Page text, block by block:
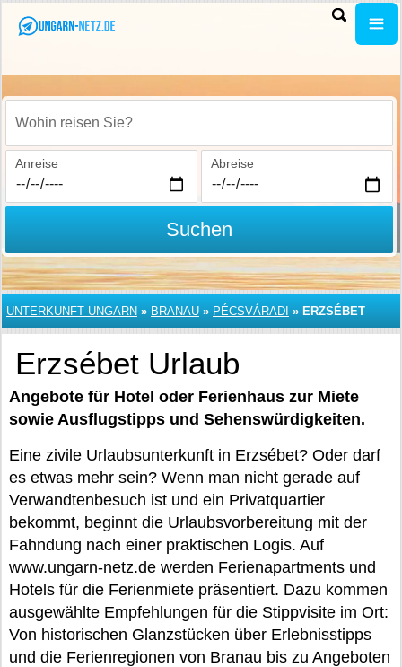
Wohin reisen Sie?
Anreise Abreise
Suchen
UNTERKUNFT UNGARN » BRANAU » PÉCSVÁRADI » ERZSÉBET
Erzsébet Urlaub
Angebote für Hotel oder Ferienhaus zur Miete
sowie Ausflugstipps und Sehenswürdigkeiten.
Eine zivile Urlaubsunterkunft in Erzsébet? Oder darf
es etwas mehr sein? Wenn man nicht gerade auf
Verwandtenbesuch ist und ein Privatquartier
bekommt, beginnt die Urlaubsvorbereitung mit der
Fahndung nach einer praktischen Logis. Auf
www.ungarn-netz.de werden Ferienapartments und
Hotels für die Ferienmiete präsentiert. Dazu kommen
ausgewählte Empfehlungen für die Stippvisite im Ort:
Von historischen Glanzstücken über Erlebnisstipps
und die Ferienregionen von Branau bis zu Angeboten